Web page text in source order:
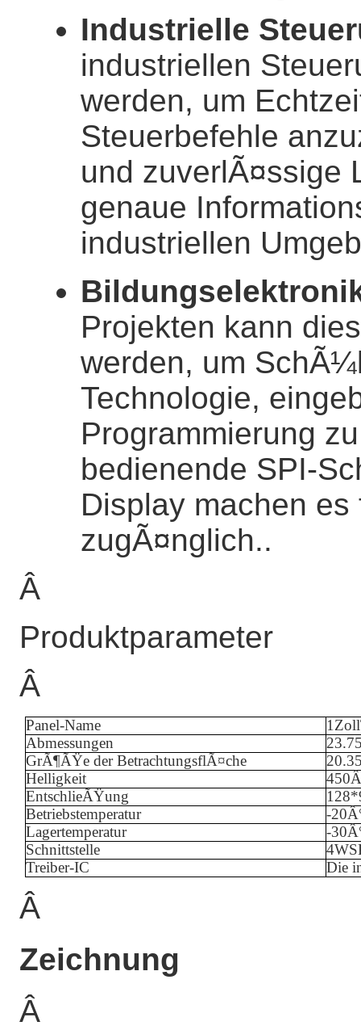
Industrielle
industriellen
werden, um
Steuerbefehle
und zuverlÃ¤ssige
genaue
industriellen
Projekten kann
werden, um
Technologie,
Programmierung
bedienende SPI-
Display machen
zugÃ¤nglich..
Â
Produktparameter
Â
Panel-Name 1Zoll
Abmessungen
GrÃ¶ÃŸe der BetrachtungsflÃ¤che
Helligkeit
450
EntschlieÃŸung
128*
Betriebstemperatur
-20
Lagertemperatur
-3
Schnittstelle
Treiber-IC
Die
Â
Zeichnung
Â